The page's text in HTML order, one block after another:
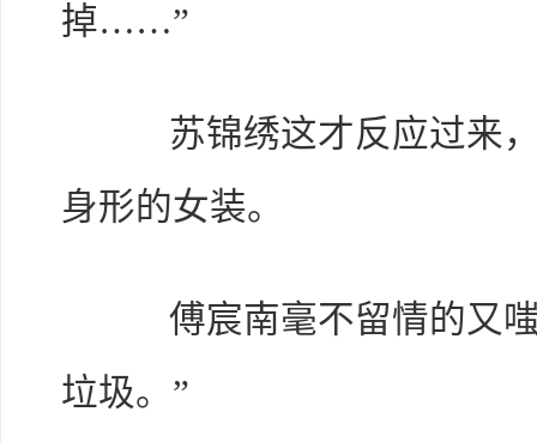
掉……”
苏锦绣这才反应过来，
身形的女装。
傅宸南毫不留情的又嗤
垃圾。”